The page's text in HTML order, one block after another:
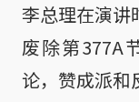
李总理在演讲
废除第377A
论，赞成派和